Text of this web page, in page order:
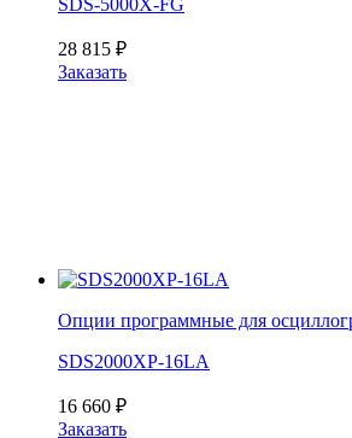
28 815 ₽
Заказать
Опции программные для
SDS2000XP-16LA
16 660 ₽
Заказать